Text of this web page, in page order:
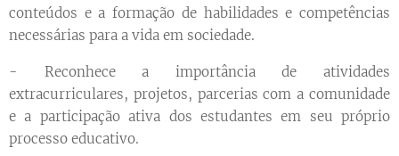
conteúdos e a formação de habilidades e competências
necessárias para a vida em sociedade.
- Reconhece a importância de atividades
extracurriculares, projetos, parcerias com a comunidade
e a participação ativa dos estudantes em seu próprio
processo educativo.